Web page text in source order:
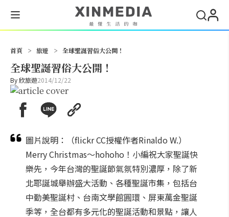
首頁 > 旅遊 > 全球聖誕習俗大公開！
全球聖誕習俗大公開！
By欣旅遊2014/12/22
圖片說明：（flickr CC授權作者Rinaldo W.）
Merry Christmas～hohoho！小編祝大家聖誕快
樂先，今年台灣的聖誕節氣氛特別濃厚，除了新
北耶誕城舉辦盛大活動、各種聖誕市集，包括台
中勤美聖誕村、台南文學館圓環、屏東萬金聖誕
季等，全台都有多元化的聖誕活動和景點，讓人